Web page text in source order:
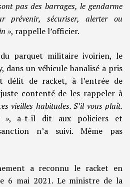
pas des barrages, le gendarme
prévenir, sécuriser, alerter ou
», rappelle l’officier.
parquet militaire ivoirien, le
dans un véhicule banalisé a pris
délit de racket, à l’entrée de
juste contenté de les rappeler à
vieilles habitudes. S’il vous plaît.
», a-t-il dit aux policiers et
n’a suivi. Même pas
a reconnu le racket en
6 mai 2021. Le ministre de la